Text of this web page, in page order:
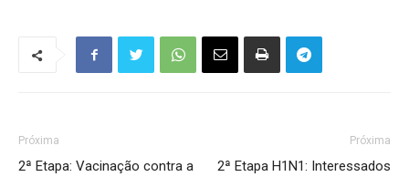
Próxima
2ª Etapa: Vacinação contra a
Próxima
2ª Etapa H1N1: Interessados